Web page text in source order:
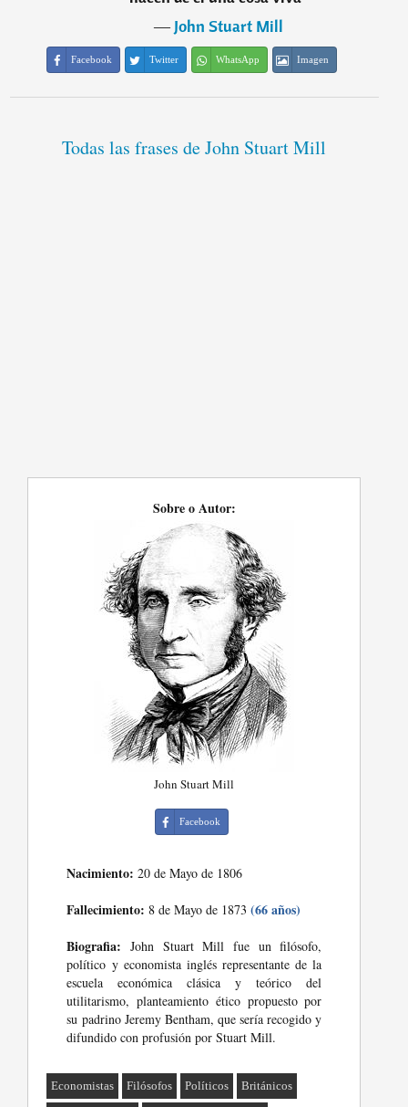
―John Stuart Mill
Facebook Twitter WhatsApp Imagen
Todas las frases de John Stuart Mill
Sobre o Autor:
John Stuart Mill
Facebook
Nacimiento: 20 de Mayo de 1806
Fallecimiento: 8 de Mayo de 1873(66 años)
Biografia: John Stuart Mill fue un filósofo,
político y economista inglés representante de la
escuela económica clásica y teórico del
utilitarismo, planteamiento ético propuesto por
su padrino Jeremy Bentham, que sería recogido y
difundido con profusión por Stuart Mill.
Economistas Filósofos Políticos Británicos